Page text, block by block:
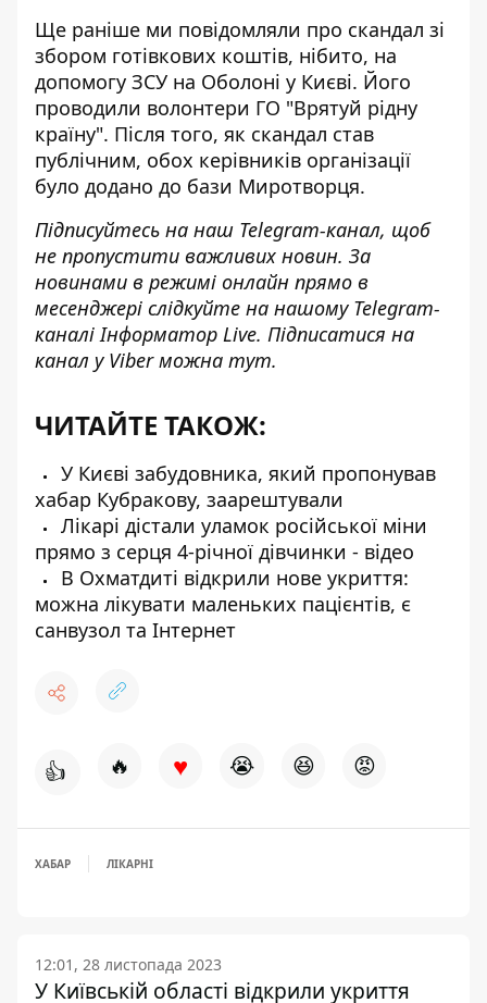
Ще раніше ми повідомляли про скандал зі
збором готівкових коштів, нібито, на
допомогу ЗСУ на Оболоні у Києві. Його
проводили волонтери ГО "Врятуй рідну
країну". Після того, як скандал став
публічним, обох керівників організації
було додано до бази Миротворця.
Підписуйтесь на наш Telegram-канал, щоб
не пропустити важливих новин. За
новинами в режимі онлайн прямо в
месенджері слідкуйте на нашому Telegram-
каналіІнформатор Live. Підписатися на
канал у Viber можна тут.
ЧИТАЙТЕ ТАКОЖ:
У Києві забудовника, який пропонував
хабар Кубракову, заарештували
Лікарі дістали уламок російської міни
прямо з серця 4-річної дівчинки - відео
В Охматдиті відкрили нове укриття:
можна лікувати маленьких пацієнтів, є
санвузол та Інтернет
👍 🔥 ♥ 😭 😆 😡
ХАБАР ЛІКАРНІ
12:01, 28 листопада 2023
У Київській області відкрили укриття